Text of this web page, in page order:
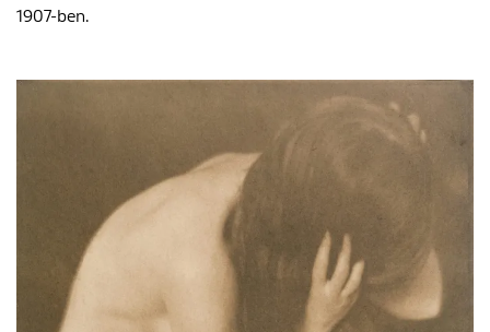
1907-ben.